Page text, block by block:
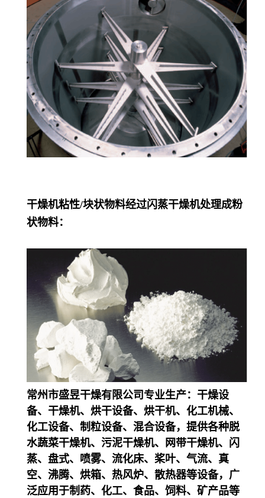
干燥机粘性/块状物料经过闪蒸干燥机处理成粉
状物料：
常州市盛昱干燥有限公司专业生产：干燥设
备、干燥机、烘干设备、烘干机、化工机械、
化工设备、制粒设备、混合设备，提供各种脱
水蔬菜干燥机、污泥干燥机、网带干燥机、闪
蒸、盘式、喷雾、流化床、桨叶、气流、真
空、沸腾、烘箱、热风炉、散热器等设备，广
泛应用于制药、化工、食品、饲料、矿产品等